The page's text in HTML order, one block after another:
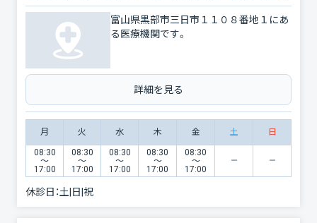
富山県黒部市三日市１１０８番地１にあ
る医療機関です。
詳細を見る
月 火 水 木 金 土 日
08:30
〜
17:00
08:30
〜
17:00
08:30
〜
17:00
08:30
〜
17:00
08:30
〜
17:00
休診日：土|日|祝